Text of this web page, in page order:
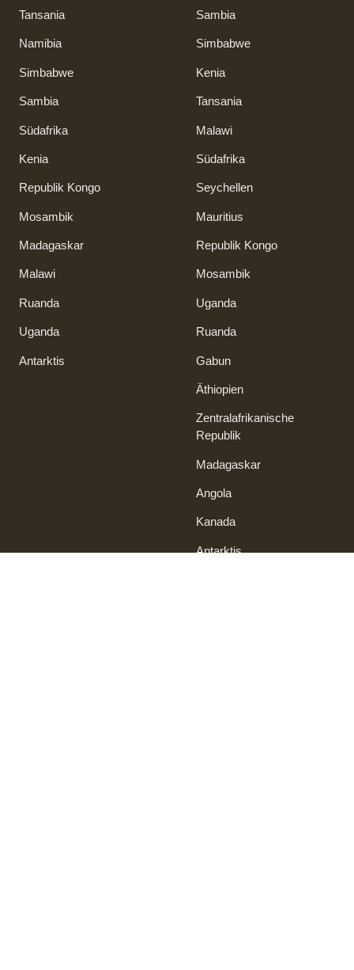
Tansania
Namibia
Simbabwe
Sambia
Südafrika
Kenia
Republik Kongo
Mosambik
Madagaskar
Malawi
Ruanda
Uganda
Antarktis
Sambia
Simbabwe
Kenia
Tansania
Malawi
Südafrika
Seychellen
Mauritius
Republik Kongo
Mosambik
Uganda
Ruanda
Gabun
Äthiopien
Zentralafrikanische
Republik
Madagaskar
Angola
Kanada
Antarktis